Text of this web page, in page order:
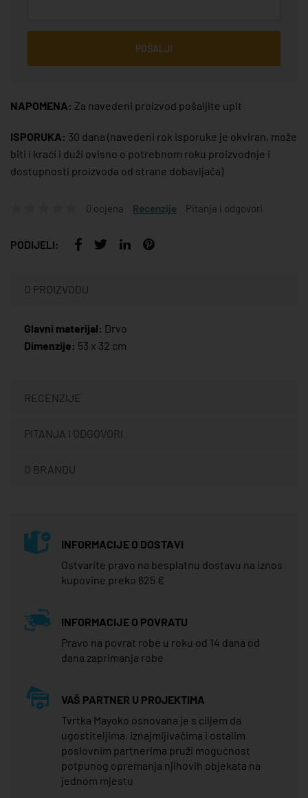
POŠALJI
NAPOMENA: Za navedeni proizvod pošaljite upit
ISPORUKA: 30 dana (navedeni rok isporuke je okviran, može
biti i kraći i duži ovisno o potrebnom roku proizvodnje i
dostupnosti proizvoda od strane dobavljača)
0 ocjena Recenzije Pitanja i odgovori
PODIJELI:
O PROIZVODU
Glavni materijal: Drvo
Dimenzije: 53 x 32 cm
RECENZIJE
PITANJA I ODGOVORI
O BRANDU
INFORMACIJE O DOSTAVI
Ostvarite pravo na besplatnu dostavu na iznos
kupovine preko 625 €
INFORMACIJE O POVRATU
Pravo na povrat robe u roku od 14 dana od
dana zaprimanja robe
VAŠ PARTNER U PROJEKTIMA
Tvrtka Mayoko osnovana je s ciljem da
ugostiteljima, iznajmljivačima i ostalim
poslovnim partnerima pruži mogućnost
potpunog opremanja njihovih objekata na
jednom mjestu